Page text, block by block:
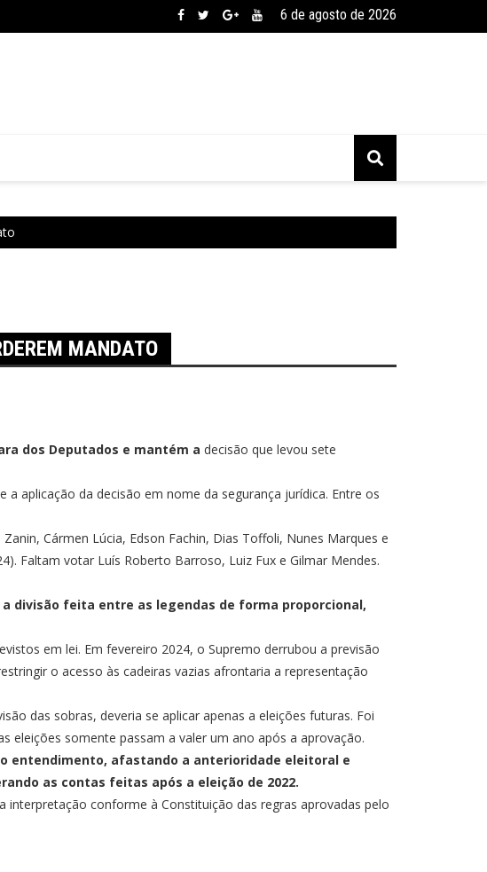
6 de agosto de 2026
MANDATO
dos Deputados e mantém a decisão que levou sete
aplicação da decisão em nome da segurança jurídica. Entre os
Cármen Lúcia, Edson Fachin, Dias Toffoli, Nunes Marques e
Faltam votar Luís Roberto Barroso, Luiz Fux e Gilmar Mendes.
divisão feita entre as legendas de forma proporcional,
em lei. Em fevereiro 2024, o Supremo derrubou a previsão
o acesso às cadeiras vazias afrontaria a representação
das sobras, deveria se aplicar apenas a eleições futuras. Foi
eleições somente passam a valer um ano após a aprovação.
entendimento, afastando a anterioridade eleitoral e
as contas feitas após a eleição de 2022.
conforme à Constituição das regras aprovadas pelo